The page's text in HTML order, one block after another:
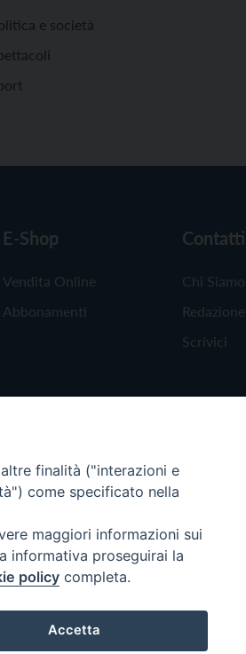
e società
E-Shop
Vendita Online
Abbonamenti
Contatti
Chi Siamo
Redazione
Scrivici
finalità ("interazioni e
come specificato nella
maggiori informazioni sui
informativa proseguirai la
policy completa.
Accetta